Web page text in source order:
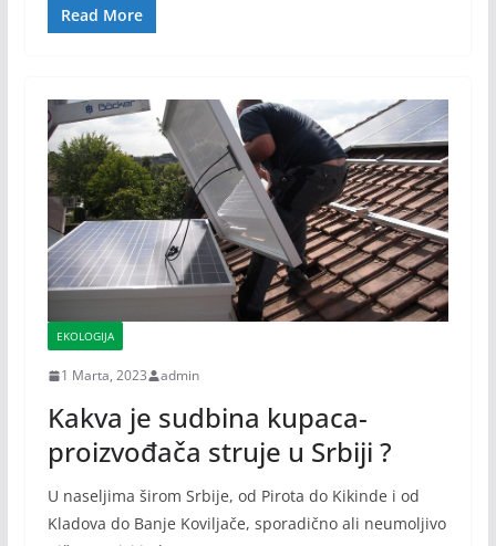
Read More
EKOLOGIJA
1 Marta, 2023 admin
Kakva je sudbina kupaca-
proizvođača struje u Srbiji ?
U naseljima širom Srbije, od Pirota do Kikinde i od
Kladova do Banje Koviljače, sporadično ali neumoljivo